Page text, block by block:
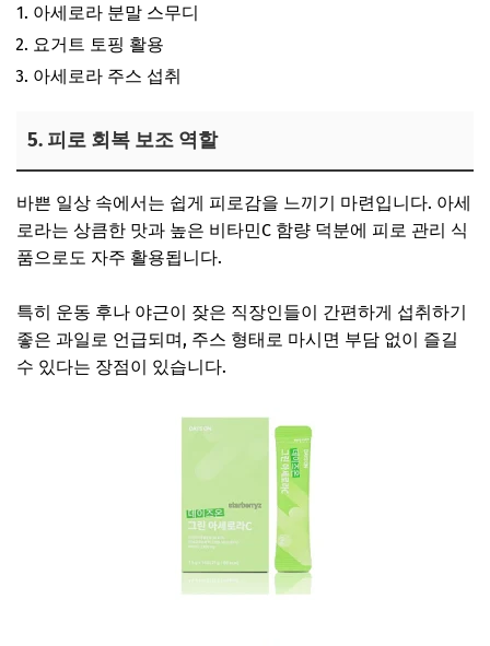
아세로라 분말 스무디
요거트 토핑 활용
아세로라 주스 섭취
5. 피로 회복 보조 역할
바쁜 일상 속에서는 쉽게 피로감을 느끼기 마련입니다. 아세
로라는 상큼한 맛과 높은 비타민C 함량 덕분에 피로 관리 식
품으로도 자주 활용됩니다.
특히 운동 후나 야근이 잦은 직장인들이 간편하게 섭취하기
좋은 과일로 언급되며, 주스 형태로 마시면 부담 없이 즐길
수 있다는 장점이 있습니다.